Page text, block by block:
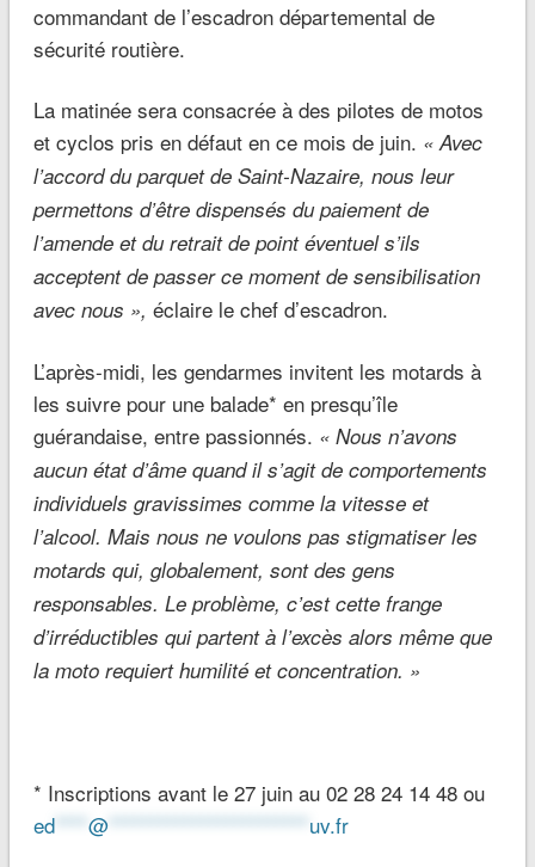
commandant de l’escadron départemental de
sécurité routière.
La matinée sera consacrée à des pilotes de motos
et cyclos pris en défaut en ce mois de juin. « Avec
l’accord du parquet de Saint-Nazaire, nous leur
permettons d’être dispensés du paiement de
l’amende et du retrait de point éventuel s’ils
acceptent de passer ce moment de sensibilisation
avec nous », éclaire le chef d’escadron.
L’après-midi, les gendarmes invitent les motards à
les suivre pour une balade* en presqu’île
guérandaise, entre passionnés. « Nous n’avons
aucun état d’âme quand il s’agit de comportements
individuels gravissimes comme la vitesse et
l’alcool. Mais nous ne voulons pas stigmatiser les
motards qui, globalement, sont des gens
responsables. Le problème, c’est cette frange
d’irréductibles qui partent à l’excès alors même que
la moto requiert humilité et concentration. »
* Inscriptions avant le 27 juin au 02 28 24 14 48 ou
ed**** @************************ uv.fr